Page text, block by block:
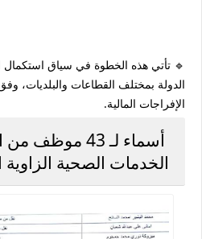
🔹 تأتي هذه الخطوة في سياق
الدولة بمختلف القطاعات والبلديات،
الإفراجات المالية.
أسماء لـ 43
الخدمات الصحية